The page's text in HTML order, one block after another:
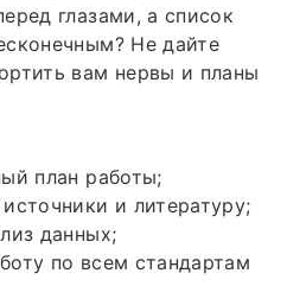
глазами, а список
Не дайте
вам нервы и планы
план работы;
и литературу;
данных;
по всем стандартам